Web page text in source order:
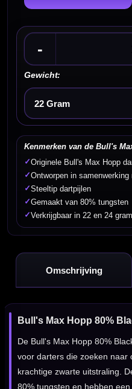
-
Gewicht:
Kies een optie
Kenmerken van de Bull's
✓Originele Bull's Max Hopp
✓Ontworpen in
✓Steeltip dartpijlen
✓Gemaakt van 80% tungsten
✓Verkrijgbaar in 22 en 24 gram
Omschrijving
Bull's Max Hopp 80%
De Bull's Max Hopp 80%
voor darters die zoeken naar
krachtige zwarte uitstraling.
80% tungsten en hebben